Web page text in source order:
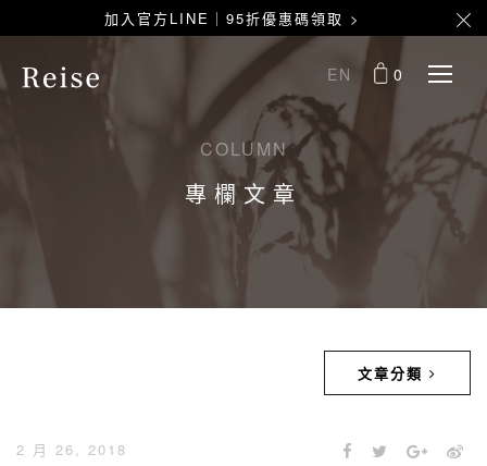
加入官方LINE｜95折優惠碼領取 >
EN 0
COLUMN
專欄文章
文章分類
2 月 26, 2018